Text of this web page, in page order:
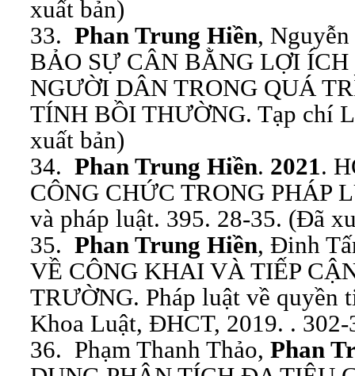
xuất bản)
33. Phan Trung Hiền,
BẢO SỰ CÂN BẰNG LỢI
NGƯỜI DÂN TRONG QUÁ
TÍNH BỒI THƯỜNG. Tạp chí
xuất bản)
34. Phan Trung Hiền. 2021.
CÔNG CHỨC TRONG PHÁP
và pháp luật. 395. 28-35. (Đã
35. Phan Trung Hiền, Đinh
VỀ CÔNG KHAI VÀ TIẾP
TRƯỜNG. Pháp luật về quyền
Khoa Luật, ĐHCT, 2019. .
36. Phạm Thanh Thảo, Phan